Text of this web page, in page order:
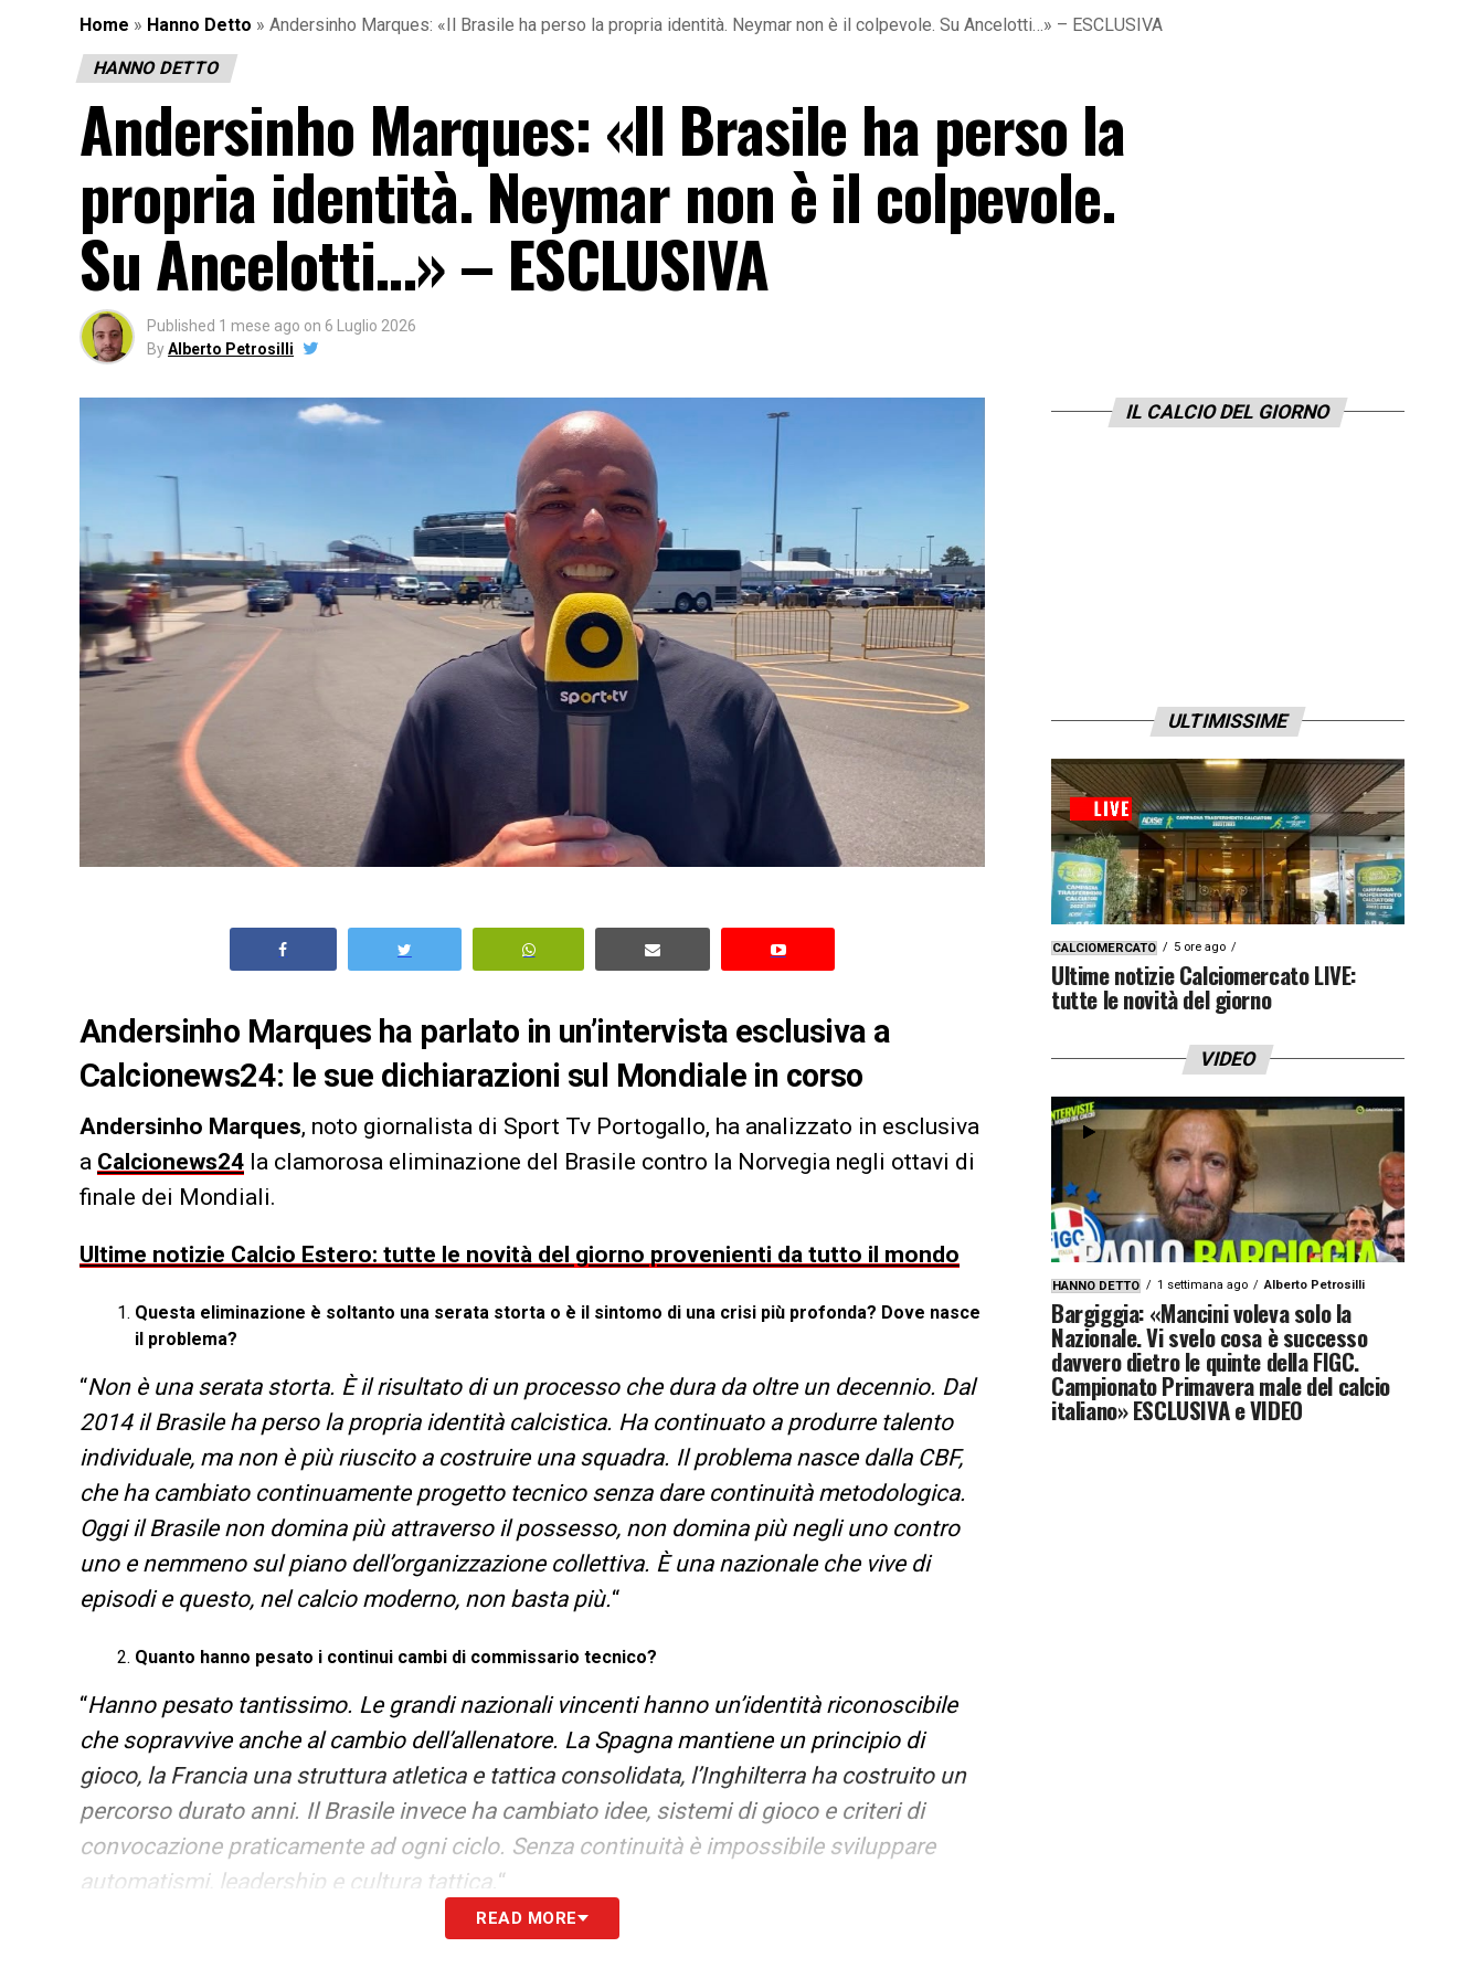
Home » Hanno Detto » Andersinho Marques: «Il Brasile ha perso la propria identità. Neymar non è il colpevole. Su Ancelotti…» – ESCLUSIVA
HANNO DETTO
Andersinho Marques: «Il Brasile ha perso la
propria identità. Neymar non è il colpevole.
Su Ancelotti…» – ESCLUSIVA
Published 1 mese ago on 6 Luglio 2026
ByAlberto Petrosilli
Andersinho Marques ha parlato in un’intervista esclusiva a
Calcionews24: le sue dichiarazioni sul Mondiale in corso
Andersinho Marques, noto giornalista di Sport Tv Portogallo, ha analizzato in esclusiva
a Calcionews24 la clamorosa eliminazione del Brasile contro la Norvegia negli ottavi di
finale dei Mondiali.
Ultime notizie Calcio Estero: tutte le novità del giorno provenienti da tutto il mondo
Questa eliminazione è soltanto una serata storta o è il sintomo di una crisi più profonda? Dove nasce
il problema?
“Non è una serata storta. È il risultato di un processo che dura da oltre un decennio. Dal
2014 il Brasile ha perso la propria identità calcistica. Ha continuato a produrre talento
individuale, ma non è più riuscito a costruire una squadra. Il problema nasce dalla CBF,
che ha cambiato continuamente progetto tecnico senza dare continuità metodologica.
Oggi il Brasile non domina più attraverso il possesso, non domina più negli uno contro
uno e nemmeno sul piano dell’organizzazione collettiva. È una nazionale che vive di
episodi e questo, nel calcio moderno, non basta più.“
Quanto hanno pesato i continui cambi di commissario tecnico?
“Hanno pesato tantissimo. Le grandi nazionali vincenti hanno un’identità riconoscibile
che sopravvive anche al cambio dell’allenatore. La Spagna mantiene un principio di
gioco, la Francia una struttura atletica e tattica consolidata, l’Inghilterra ha costruito un
percorso durato anni. Il Brasile invece ha cambiato idee, sistemi di gioco e criteri di
convocazione praticamente ad ogni ciclo. Senza continuità è impossibile sviluppare
automatismi, leadership e cultura tattica. “
READ MORE
IL CALCIO DEL GIORNO
ULTIMISSIME
CALCIOMERCATO 5 ore ago
Ultime notizie Calciomercato LIVE:
tutte le novità del giorno
VIDEO
HANNO DETTO 1 settimana ago Alberto Petrosilli
Bargiggia: «Mancini voleva solo la
Nazionale. Vi svelo cosa è successo
davvero dietro le quinte della FIGC.
Campionato Primavera male del calcio
italiano» ESCLUSIVA e VIDEO